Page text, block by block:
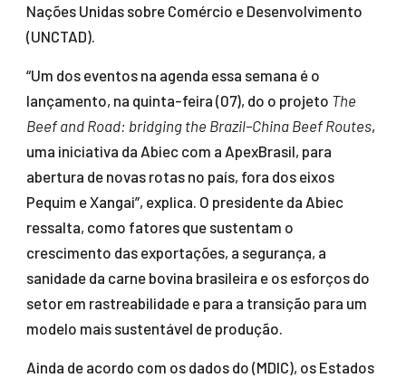
Nações Unidas sobre Comércio e Desenvolvimento
(UNCTAD).
“Um dos eventos na agenda essa semana é o
lançamento, na quinta-feira (07), do o projeto The
Beef and Road: bridging the Brazil–China Beef Routes,
uma iniciativa da Abiec com a ApexBrasil, para
abertura de novas rotas no país, fora dos eixos
Pequim e Xangai”, explica. O presidente da Abiec
ressalta, como fatores que sustentam o
crescimento das exportações, a segurança, a
sanidade da carne bovina brasileira e os esforços do
setor em rastreabilidade e para a transição para um
modelo mais sustentável de produção.
Ainda de acordo com os dados do (MDIC), os Estados